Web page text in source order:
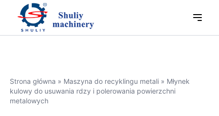
Strona główna » Maszyna do recyklingu metali » Młynek
kulowy do usuwania rdzy i polerowania powierzchni
metalowych